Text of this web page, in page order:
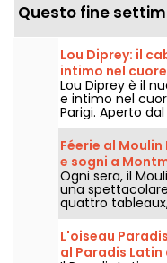
Questo fine
Lou Diprey: il
intimo nel cuore
Lou Diprey è il
e intimo nel
Parigi. Aperto
offre cene
coreografici e
all'insegna del
un’atmosfera
vivere
contemporanea.
schemi?
Féerie al
e sogni a
Ogni sera, il
una
quattro
preceduta o
chef.
L'oiseau
al Paradis Latin